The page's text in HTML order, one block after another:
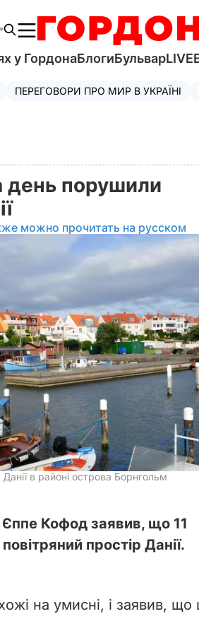
у ГордонаБлогиБульварLIVE
ПЕРЕГОВОРИ ПРО МИР В УКРАЇНІ
день порушили
можно прочитать на русском
в районі острова Борнгольм
Єппе Кофод заявив, що 11
простір Данії.
на умисні, і заявив, що